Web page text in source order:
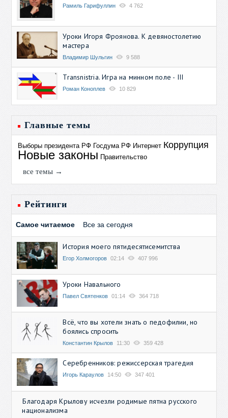
Рамиль Гарифуллин 4 762
Уроки Игоря Фроянова. К девяностолетию
мастера
Владимир Шульгин 9 588
Transnistria. Игра на минном поле - III
Роман Коноплев 10 829
Главные темы
Выборы президента РФ Госдума РФ Интернет Коррупция
Новые законы Правительство
все темы →
Рейтинги
Самое читаемое Все за сегодня
История моего пятидесятисемитства
Егор Холмогоров 02:14 407 996
Уроки Навального
Павел Святенков 01:14 364 718
Всё, что вы хотели знать о педофилии, но
боялись спросить
Константин Крылов 11:30 359 428
Серебренников: режиссерская трагедия
Игорь Караулов 14:50 347 401
Благодаря Крылову исчезли родимые пятна русского
национализма